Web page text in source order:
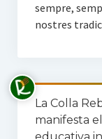
sempre,
nostres
La Colla
manifesta